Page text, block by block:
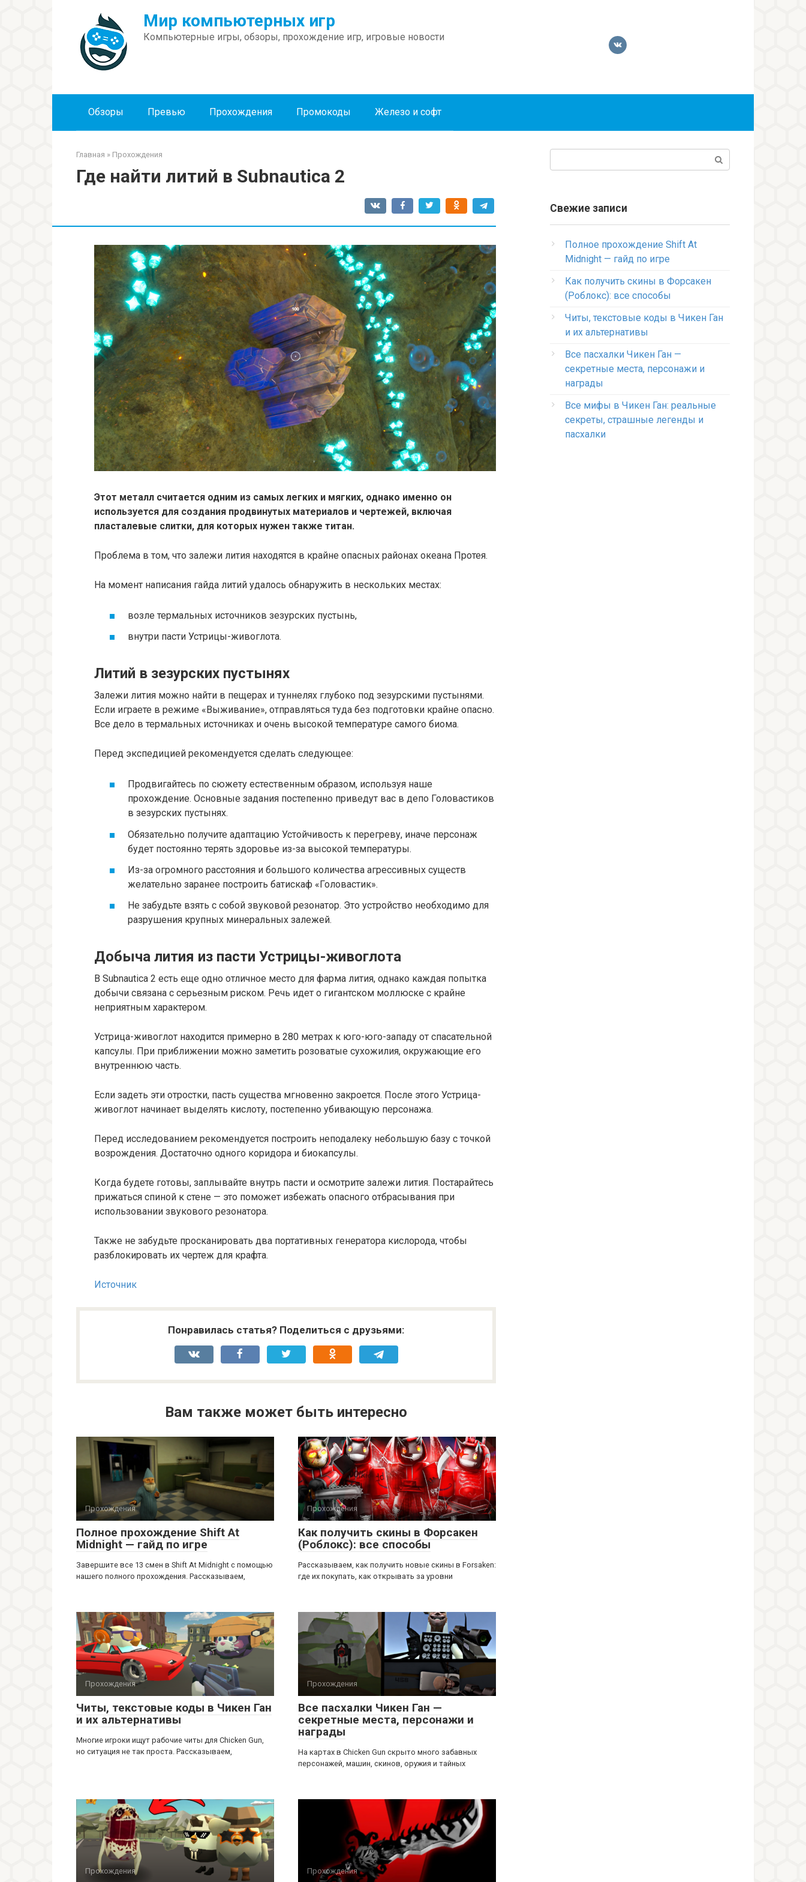
Мир компьютерных игр
Компьютерные игры, обзоры, прохождение игр, игровые новости
Обзоры Превью Прохождения Промокоды Железо и софт
Главная » Прохождения
Где найти литий в Subnautica 2
Этот металл считается одним из самых легких и мягких, однако именно он
используется для создания продвинутых материалов и чертежей, включая
пласталевые слитки, для которых нужен также титан.
Проблема в том, что залежи лития находятся в крайне опасных районах океана Протея.
На момент написания гайда литий удалось обнаружить в нескольких местах:
возле термальных источников зезурских пустынь,
внутри пасти Устрицы-живоглота.
Литий в зезурских пустынях
Залежи лития можно найти в пещерах и туннелях глубоко под зезурскими пустынями.
Если играете в режиме «Выживание», отправляться туда без подготовки крайне опасно.
Все дело в термальных источниках и очень высокой температуре самого биома.
Перед экспедицией рекомендуется сделать следующее:
Продвигайтесь по сюжету естественным образом, используя наше
прохождение. Основные задания постепенно приведут вас в депо Головастиков
в зезурских пустынях.
Обязательно получите адаптацию Устойчивость к перегреву, иначе персонаж
будет постоянно терять здоровье из-за высокой температуры.
Из-за огромного расстояния и большого количества агрессивных существ
желательно заранее построить батискаф «Головастик».
Не забудьте взять с собой звуковой резонатор. Это устройство необходимо для
разрушения крупных минеральных залежей.
Добыча лития из пасти Устрицы-живоглота
В Subnautica 2 есть еще одно отличное место для фарма лития, однако каждая попытка
добычи связана с серьезным риском. Речь идет о гигантском моллюске с крайне
неприятным характером.
Устрица-живоглот находится примерно в 280 метрах к юго-юго-западу от спасательной
капсулы. При приближении можно заметить розоватые сухожилия, окружающие его
внутреннюю часть.
Если задеть эти отростки, пасть существа мгновенно закроется. После этого Устрица-
живоглот начинает выделять кислоту, постепенно убивающую персонажа.
Перед исследованием рекомендуется построить неподалеку небольшую базу с точкой
возрождения. Достаточно одного коридора и биокапсулы.
Когда будете готовы, заплывайте внутрь пасти и осмотрите залежи лития. Постарайтесь
прижаться спиной к стене — это поможет избежать опасного отбрасывания при
использовании звукового резонатора.
Также не забудьте просканировать два портативных генератора кислорода, чтобы
разблокировать их чертеж для крафта.
Источник
Понравилась статья? Поделиться с друзьями:
Вам также может быть интересно
Прохождения
Полное прохождение Shift At
Midnight — гайд по игре
Завершите все 13 смен в Shift At Midnight с помощью
нашего полного прохождения. Рассказываем,
Прохождения
Как получить скины в Форсакен
(Роблокс): все способы
Рассказываем, как получить новые скины в Forsaken:
где их покупать, как открывать за уровни
Прохождения
Читы, текстовые коды в Чикен Ган
и их альтернативы
Многие игроки ищут рабочие читы для Chicken Gun,
но ситуация не так проста. Рассказываем,
Прохождения
Все пасхалки Чикен Ган —
секретные места, персонажи и
награды
На картах в Chicken Gun скрыто много забавных
персонажей, машин, скинов, оружия и тайных
Прохождения Прохождения
Свежие записи
Полное прохождение Shift At
Midnight — гайд по игре
Как получить скины в Форсакен
(Роблокс): все способы
Читы, текстовые коды в Чикен Ган
и их альтернативы
Все пасхалки Чикен Ган —
секретные места, персонажи и
награды
Все мифы в Чикен Ган: реальные
секреты, страшные легенды и
пасхалки